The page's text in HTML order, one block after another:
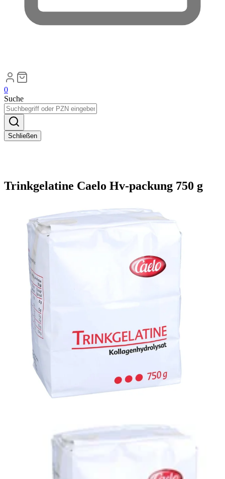
0
Suche
Schließen
Trinkgelatine Caelo Hv-packung 750 g